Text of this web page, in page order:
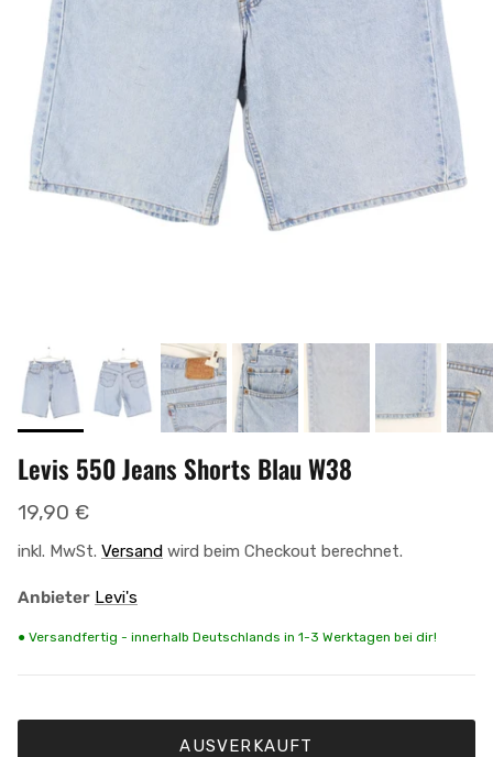
Levis 550 Jeans Shorts Blau W38
Normaler Preis
19,90 €
inkl. MwSt. Versand wird beim Checkout berechnet.
Anbieter Levi's
● Versandfertig - innerhalb Deutschlands in 1-3 Werktagen bei dir!
AUSVERKAUFT